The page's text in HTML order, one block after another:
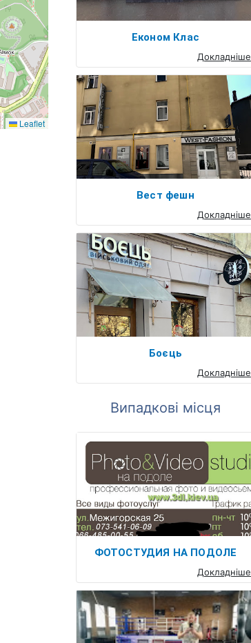
Leaflet
Економ Клас
Докладніше
Вест фешн
Докладніше
Боєць
Докладніше
Випадкові місця
ФОТОСТУДИЯ НА ПОДОЛЕ
Докладніше